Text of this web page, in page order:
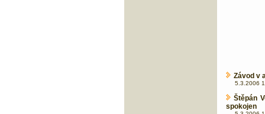
Závod v
5.3.2006
Štěpán
spokojen